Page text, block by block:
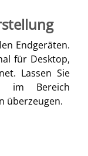
Endgeräten.
für Desktop,
Lassen Sie
im Bereich
überzeugen.